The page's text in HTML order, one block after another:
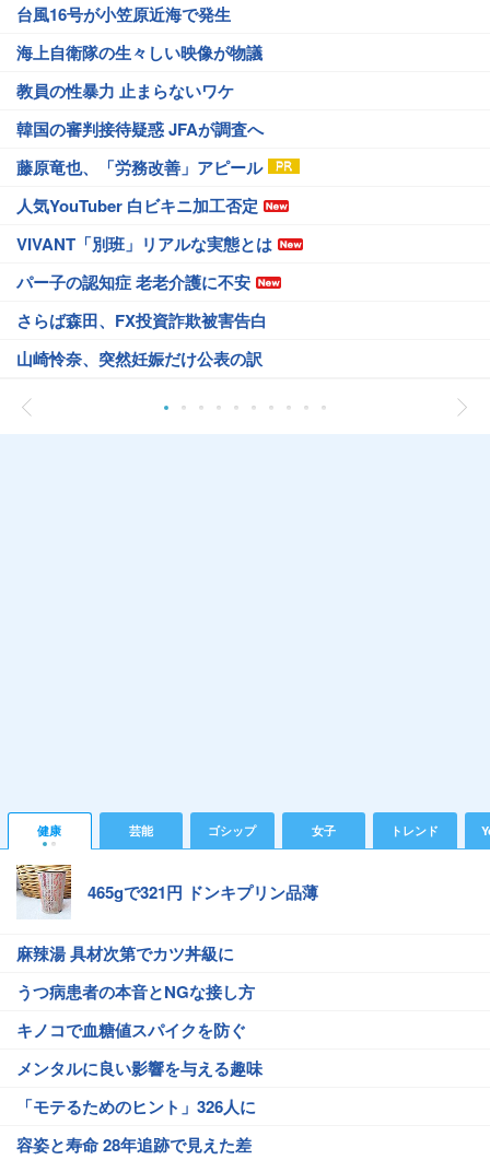
台風16号が小笠原近海で発生
海上自衛隊の生々しい映像が物議
教員の性暴力 止まらないワケ
韓国の審判接待疑惑 JFAが調査へ
藤原竜也、「労務改善」アピール
人気YouTuber 白ビキニ加工否定
VIVANT「別班」リアルな実態とは
パー子の認知症 老老介護に不安
さらば森田、FX投資詐欺被害告白
山崎怜奈、突然妊娠だけ公表の訳
健康 芸能 ゴシップ 女子 トレンド
465gで321円 ドンキプリン品薄
麻辣湯 具材次第でカツ丼級に
うつ病患者の本音とNGな接し方
キノコで血糖値スパイクを防ぐ
メンタルに良い影響を与える趣味
「モテるためのヒント」326人に
容姿と寿命 28年追跡で見えた差